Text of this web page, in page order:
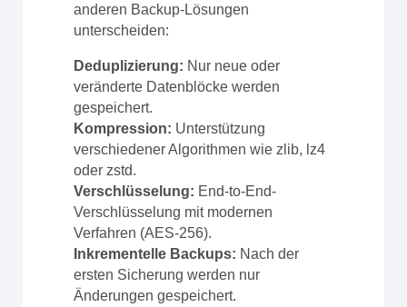
anderen Backup-Lösungen
unterscheiden:
Deduplizierung: Nur neue oder
veränderte Datenblöcke werden
gespeichert.
Kompression: Unterstützung
verschiedener Algorithmen wie zlib, lz4
oder zstd.
Verschlüsselung: End-to-End-
Verschlüsselung mit modernen
Verfahren (AES-256).
Inkrementelle Backups: Nach der
ersten Sicherung werden nur
Änderungen gespeichert.